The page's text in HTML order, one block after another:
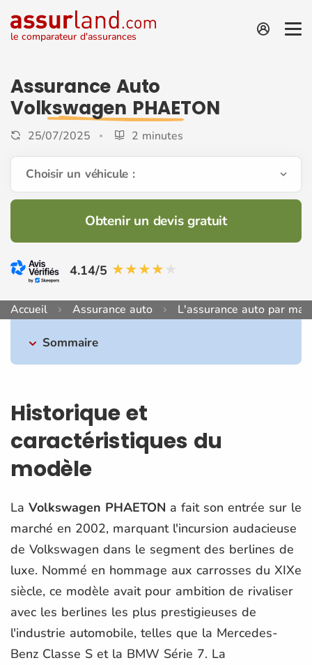
le comparateur d'assurances
Assurance Auto
Volkswagen PHAETON
25/07/2025 2 minutes
Choisir un véhicule :
Obtenir un devis gratuit
4.14/5
Accueil Assurance auto L'assurance auto par
Sommaire
Historique et
caractéristiques du
modèle
La Volkswagen PHAETON a fait son entrée sur le
marché en 2002, marquant l'incursion audacieuse
de Volkswagen dans le segment des berlines de
luxe. Nommé en hommage aux carrosses du XIXe
siècle, ce modèle avait pour ambition de rivaliser
avec les berlines les plus prestigieuses de
l'industrie automobile, telles que la Mercedes-
Benz Classe S et la BMW Série 7. La